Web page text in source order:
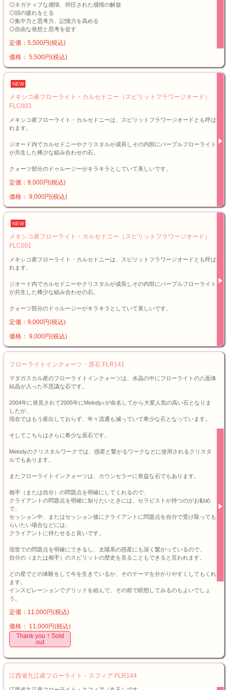
◎ネガティブな感情、抑圧された感情の解放
◎頭の疲れをとる
◎集中力と思考力、記憶力を高める
◎自由な発想と思考を促す
定価：5,500円(税込)
価格： 5,500円(税込)
NEW
メキシコ産フローライト・カルセドニー（スピリットフラワージオード）
FLC003
メキシコ産フローライト・カルセドニーは、スピリットフラワージオードとも呼ば
れます。
ジオード内でカルセドニーやクリスタルが成長しその内部にパープルフローライト
が共生した稀少な組み合わせの石。
クォーツ部分のドゥルージーがキラキラとしていて美しいです。
定価：9,000円(税込)
価格： 9,000円(税込)
NEW
メキシコ産フローライト・カルセドニー（スピリットフラワージオード）
FLC001
メキシコ産フローライト・カルセドニーは、スピリットフラワージオードとも呼ば
れます。
ジオード内でカルセドニーやクリスタルが成長しその内部にパープルフローライト
が共生した稀少な組み合わせの石。
クォーツ部分のドゥルージーがキラキラとしていて美しいです。
定価：9,000円(税込)
価格： 9,000円(税込)
フローライトインクォーツ・原石 FLR141
マダガスカル産のフローライトインクォーツは、水晶の中にフローライトの八面体
結晶が入った不思議な石です。
2004年に発見されて2005年にMelody♪が命名してから大変人気の高い石となりま
したが、
現在ではもう産出しておらず、年々流通も減っていて希少な石となっています。
そしてこちらはさらに希少な原石です。
Melodyのクリスタルワークでは、惑星と繋がるワークなどに使用されるクリスタ
ルでもあります。
またフローライトインクォーツは、カウンセラーに有益な石でもあります。
相手（または自分）の問題点を明確にしてくれるので、
クライアントの問題点を明確に知りたいときには、セラピストが持つのがお勧め
で、
セッション中、またはセッション後にクライアントに問題点を自分で受け取っても
らいたい場合などには、
クライアントに持たせると良いです。
現世での問題点を明確にできるし、太陽系の惑星にも深く繋がっているので、
自分の（または相手）のスピリットの歴史を見ることもできると言われます。
どの星でどの体験をして今を生きているか、そのテーマを分かりやすくしてもくれ
ます。
インスピレーションでグリッドを組んで、その前で瞑想してみるのもよいでしょ
う。
定価：11,000円(税込)
価格： 11,000円(税込)
Thank you！Sold
out
江西省九江産フローライト・スフィア FLR144